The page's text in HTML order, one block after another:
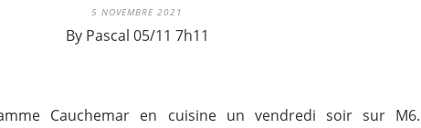
5 NOVEMBRE 2021
By Pascal 05/11 7h11
Cauchemar en cuisine un vendredi soir sur M6.